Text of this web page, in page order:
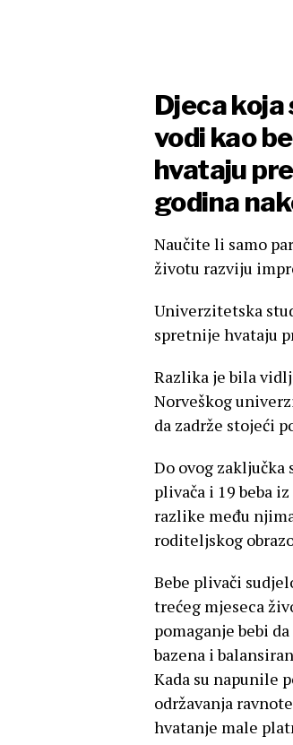
Djeca
vodi kao
hvataju
godina
Naučite li samo
životu razviju
Univerzitetska
spretnije hvataju
Razlika je bila
Norveškog
da zadrže stojeći
Do ovog zaključka
plivača i 19 beba
razlike među
roditeljskog
Bebe plivači
trećeg mjeseca
pomaganje bebi
bazena i
Kada su napunile
održavanja
hvatanje male